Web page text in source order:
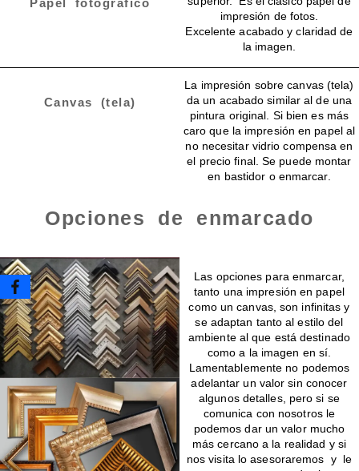
impresión de fotos.
Excelente acabado y claridad de
la imagen.
Canvas (tela)
La impresión sobre canvas (tela)
da un acabado similar al de una
pintura original. Si bien es más
caro que la impresión en papel al
no necesitar vidrio compensa en
el precio final. Se puede montar
en bastidor o enmarcar.
Opciones de enmarcado
Las opciones para enmarcar,
tanto una impresión en papel
como un canvas, son infinitas y
se adaptan tanto al estilo del
ambiente al que está destinado
como a la imagen en sí.
Lamentablemente no podemos
adelantar un valor sin conocer
algunos detalles, pero si se
comunica con nosotros le
podemos dar un valor mucho
más cercano a la realidad y si
nos visita lo asesoraremos y le